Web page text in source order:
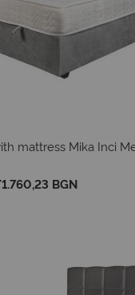
mattress Mika Inci
1.760,23 BGN